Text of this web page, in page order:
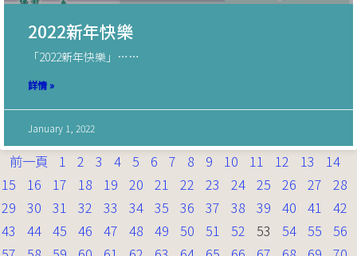
2022新年快樂
「2022新年快樂」……
詳情 »
January 1, 2022
前一頁 1 2 3 4 5 6 7 8 9 10 11 12 13
14
15
16 17 18 19 20 21 22 23 24 25 26 27
28
29
30 31 32 33 34 35 36 37 38 39 40 41
42
43
44 45 46 47 48 49 50 51 52 53 54 55
56